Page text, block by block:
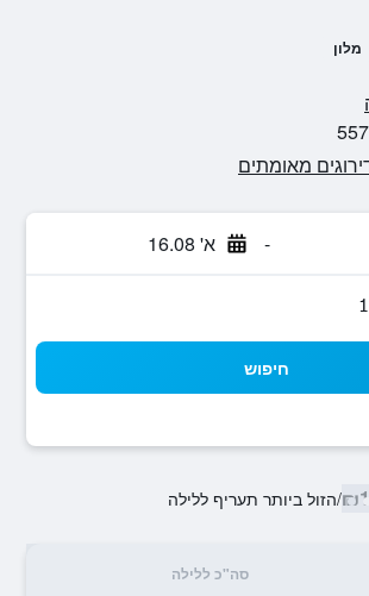
מלון
- א' 16.08
חיפוש
/הזול ביותר תעריף ללילה
סה"כ ללילה